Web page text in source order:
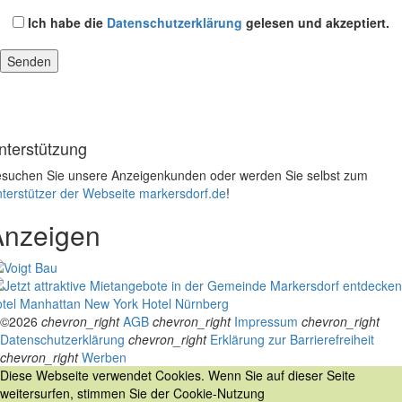
Ich habe die Datenschutzerklärung gelesen und akzeptiert.
Sie unsere Anzeigenkunden oder werden Sie selbst zum
der Webseite markersdorf.de!
Manhattan New York Hotel Nürnberg
©2026 chevron_right AGB chevron_right Impressum chevron_right
Datenschutzerklärung chevron_right Erklärung zur Barrierefreiheit
chevron_right Werben
Diese Webseite verwendet Cookies. Wenn Sie auf dieser Seite
weitersurfen, stimmen Sie der Cookie-Nutzung